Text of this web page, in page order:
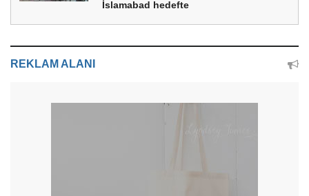
İslamabad hedefte
REKLAM ALANI